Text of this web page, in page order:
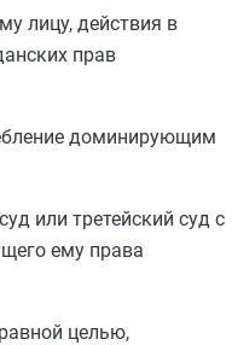
лицу, действия в
прав
доминирующим
или третейский суд с
ему права
целью,